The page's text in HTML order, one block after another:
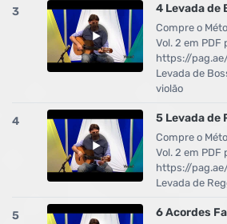
3 4 Levada de
Compre o
Vol. 2 em PDF
https://
Levada de
violão
4 5 Levada de
Compre o
Vol. 2 em PDF
https://
Levada de
5 6 Acordes